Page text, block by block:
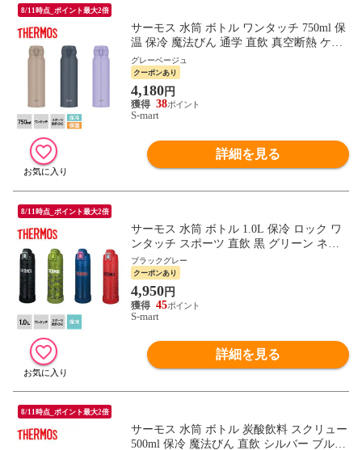
8/11時点_ポイント最大2倍
サーモス 水筒 ボトル ワンタッチ 750ml 保
温 保冷 魔法びん 通学 直飲 真空断熱 ケー
タイマグ JNL-S750 THERMOS
グレーベージュ
クーポンあり
4,180円
38
S-mart
詳細を見る
8/11時点_ポイント最大2倍
サーモス 水筒 ボトル 1.0L 保冷 ロック ワ
ンタッチ スポーツ 直飲 黒 グリーン ネイ
ビー レッド 真空断熱 FJI-1001 THERMOS
ブラックグレー
クーポンあり
4,950円
45
S-mart
詳細を見る
8/11時点_ポイント最大2倍
サーモス 水筒 ボトル 炭酸飲料 スクリュー
500ml 保冷 魔法びん 直飲 シルバー ブルー